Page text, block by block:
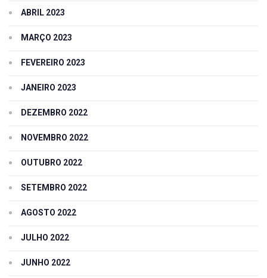
ABRIL 2023
MARÇO 2023
FEVEREIRO 2023
JANEIRO 2023
DEZEMBRO 2022
NOVEMBRO 2022
OUTUBRO 2022
SETEMBRO 2022
AGOSTO 2022
JULHO 2022
JUNHO 2022